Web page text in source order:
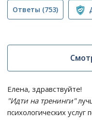
Ответы (753)
Елена, здравствуйте!
"Идти на тренинги"
психологических